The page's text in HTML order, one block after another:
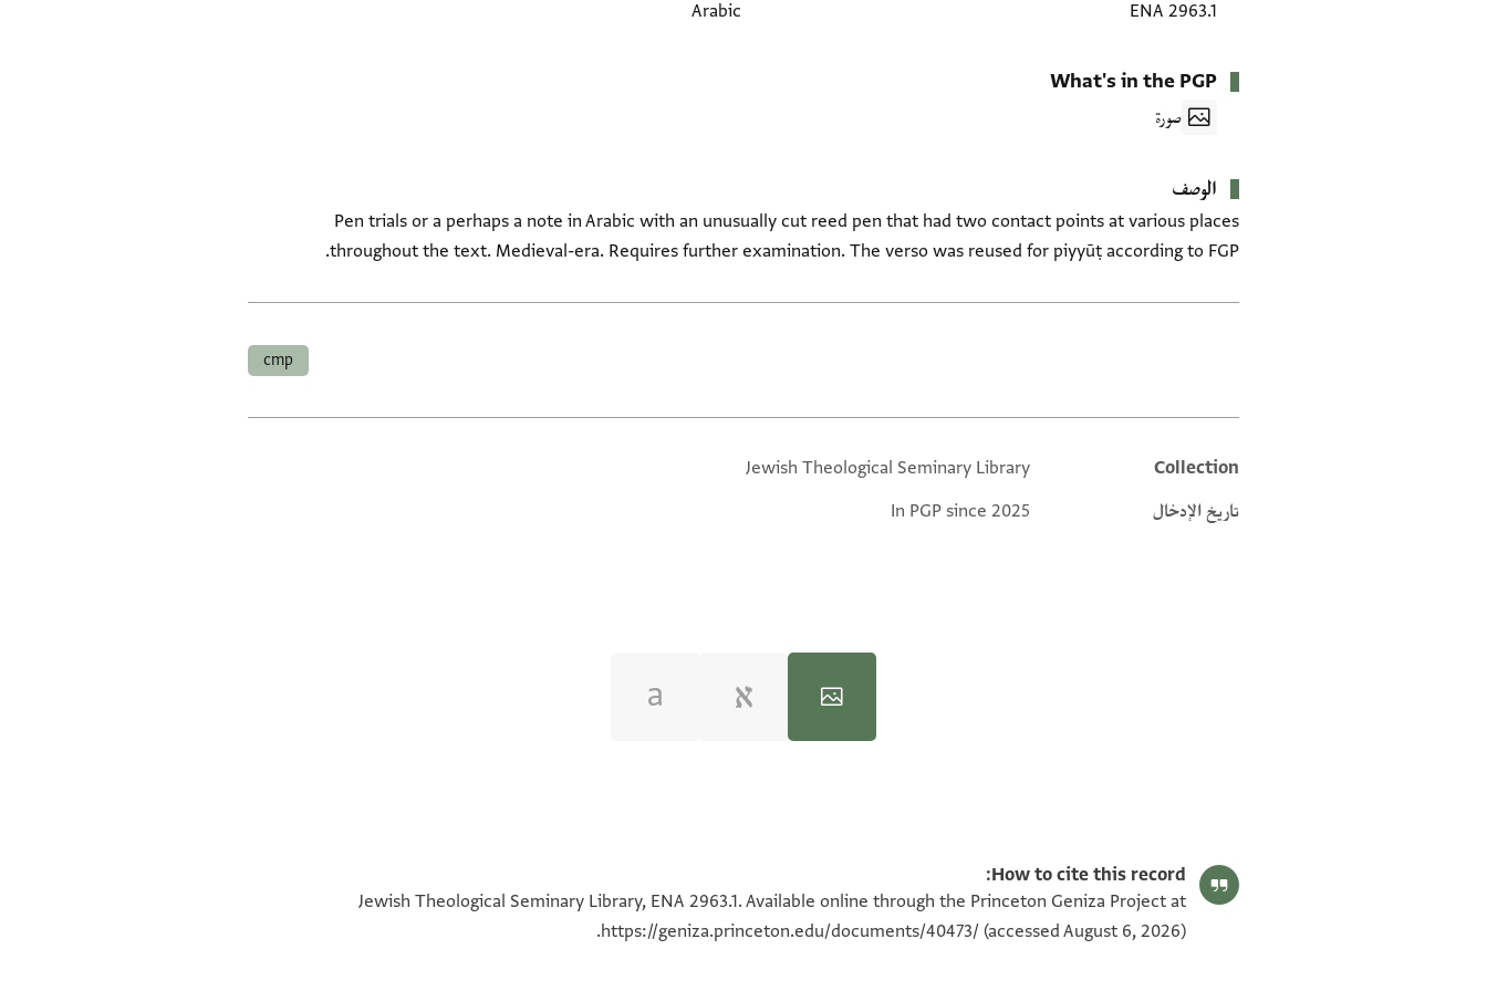
ENA 2963.1
Arabic
What's in the PGP
صورة
الوصف
Pen trials or a perhaps a note in Arabic with an unusually cut reed pen that had two contact points at various places
throughout the text. Medieval-era. Requires further examination. The verso was reused for piyyūṭ according to FGP.
cmp
Additional metadata
Collection
Jewish Theological Seminary Library
تاريخ الإدخال
In PGP since 2025
100%
100%
How to cite this record:
Jewish Theological Seminary Library, ENA 2963.1. Available online through the Princeton Geniza Project at
https://geniza.princeton.edu/documents/40473/ (accessed August 6, 2026).